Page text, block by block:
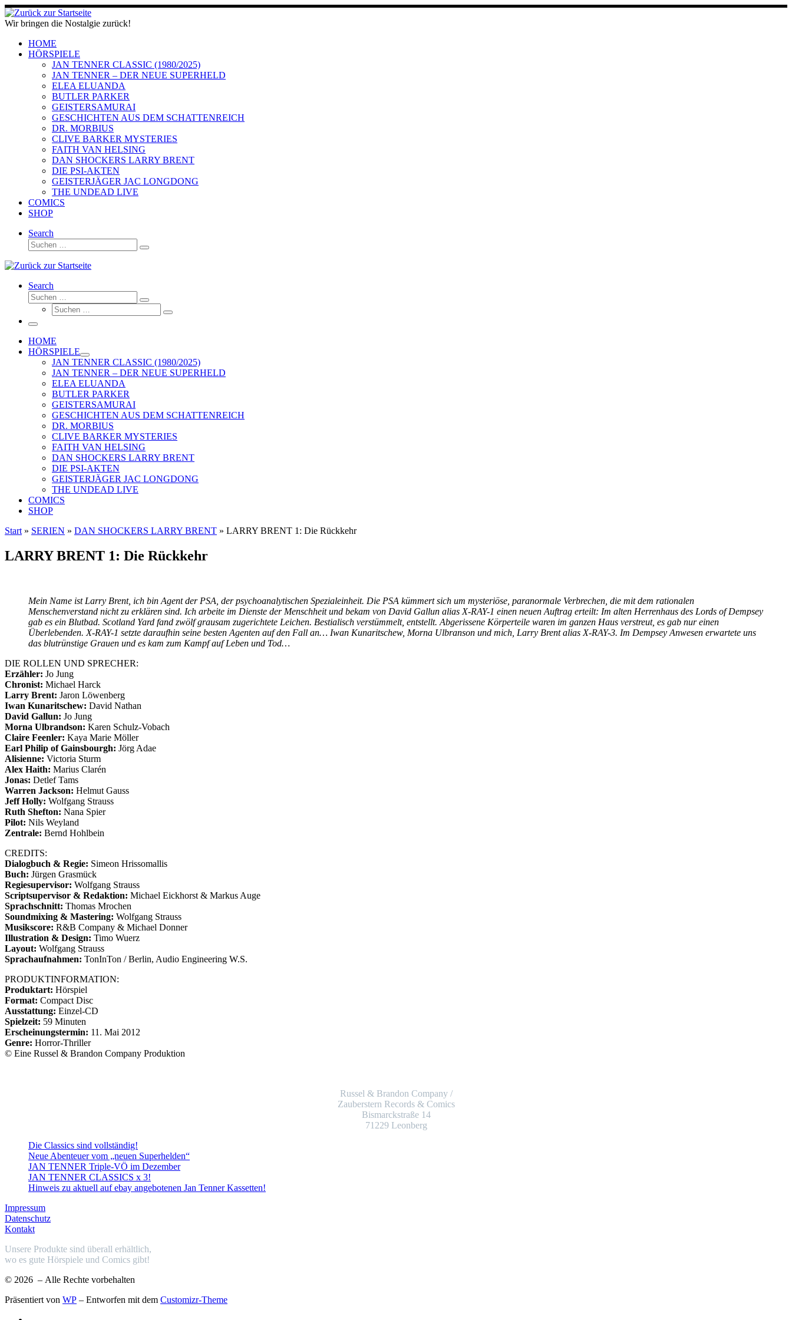
Zum
Inhalt
springen
Wir bringen die Nostalgie zurück!
HOME
HÖRSPIELE
JAN TENNER CLASSIC (1980/2025)
JAN TENNER – DER NEUE SUPERHELD
ELEA ELUANDA
BUTLER PARKER
GEISTERSAMURAI
GESCHICHTEN AUS DEM SCHATTENREICH
DR. MORBIUS
CLIVE BARKER MYSTERIES
FAITH VAN HELSING
DAN SHOCKERS LARRY BRENT
DIE PSI-AKTEN
GEISTERJÄGER JAC LONGDONG
THE UNDEAD LIVE
COMICS
SHOP
Search
Suche
Suchen …
Search
Suche
Suchen …
Suche
Suchen …
Menü
HOME
HÖRSPIELE
JAN TENNER CLASSIC (1980/2025)
JAN TENNER – DER NEUE SUPERHELD
ELEA ELUANDA
BUTLER PARKER
GEISTERSAMURAI
GESCHICHTEN AUS DEM SCHATTENREICH
DR. MORBIUS
CLIVE BARKER MYSTERIES
FAITH VAN HELSING
DAN SHOCKERS LARRY BRENT
DIE PSI-AKTEN
GEISTERJÄGER JAC LONGDONG
THE UNDEAD LIVE
COMICS
SHOP
Start » SERIEN » DAN SHOCKERS LARRY BRENT » LARRY BRENT 1: Die Rückkehr
LARRY BRENT 1: Die Rückkehr
Mein Name ist Larry Brent, ich bin Agent der PSA, der psychoanalytischen Spezialeinheit. Die PSA kümmert sich um mysteriöse, paranormale Verbrechen, die mit dem rationalen
Menschenverstand nicht zu erklären sind. Ich arbeite im Dienste der Menschheit und bekam von David Gallun alias X-RAY-1 einen neuen Auftrag erteilt: Im alten Herrenhaus des Lords of Dempsey
gab es ein Blutbad. Scotland Yard fand zwölf grausam zugerichtete Leichen. Bestialisch verstümmelt, entstellt. Abgerissene Körperteile waren im ganzen Haus verstreut, es gab nur einen
Überlebenden. X-RAY-1 setzte daraufhin seine besten Agenten auf den Fall an… Iwan Kunaritschew, Morna Ulbranson und mich, Larry Brent alias X-RAY-3. Im Dempsey Anwesen erwartete uns
das blutrünstige Grauen und es kam zum Kampf auf Leben und Tod…
DIE ROLLEN UND SPRECHER:
Erzähler: Jo Jung
Chronist: Michael Harck
Larry Brent: Jaron Löwenberg
Iwan Kunaritschew: David Nathan
David Gallun: Jo Jung
Morna Ulbrandson: Karen Schulz-Vobach
Claire Feenler: Kaya Marie Möller
Earl Philip of Gainsbourgh: Jörg Adae
Alisienne: Victoria Sturm
Alex Haith: Marius Clarén
Jonas: Detlef Tams
Warren Jackson: Helmut Gauss
Jeff Holly: Wolfgang Strauss
Ruth Shefton: Nana Spier
Pilot: Nils Weyland
Zentrale: Bernd Hohlbein
CREDITS:
Dialogbuch & Regie: Simeon Hrissomallis
Buch: Jürgen Grasmück
Regiesupervisor: Wolfgang Strauss
Scriptsupervisor & Redaktion: Michael Eickhorst & Markus Auge
Sprachschnitt: Thomas Mrochen
Soundmixing & Mastering: Wolfgang Strauss
Musikscore: R&B Company & Michael Donner
Illustration & Design: Timo Wuerz
Layout: Wolfgang Strauss
Sprachaufnahmen: TonInTon / Berlin, Audio Engineering W.S.
PRODUKTINFORMATION:
Produktart: Hörspiel
Format: Compact Disc
Ausstattung: Einzel-CD
Spielzeit: 59 Minuten
Erscheinungstermin: 11. Mai 2012
Genre: Horror-Thriller
© Eine Russel & Brandon Company Produktion
Russel & Brandon Company /
Zauberstern Records & Comics
Bismarckstraße 14
71229 Leonberg
Die Classics sind vollständig!
Neue Abenteuer vom „neuen Superhelden“
JAN TENNER Triple-VÖ im Dezember
JAN TENNER CLASSICS x 3!
Hinweis zu aktuell auf ebay angebotenen Jan Tenner Kassetten!
Impressum
Datenschutz
Kontakt
Unsere Produkte sind überall erhältlich,
wo es gute Hörspiele und Comics gibt!
© 2026 – Alle Rechte vorbehalten
Präsentiert von WP – Entworfen mit dem Customizr-Theme